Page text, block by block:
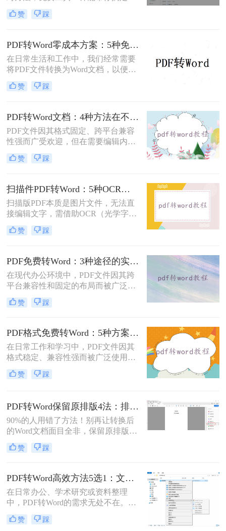
杂排版。“免费的工具转换效果肯定
很差吧？”这是我作为办公软件测评
处理pdf转word时，往往陷入“收费软
件太贵，免费工具怕坑”的两难境
地。那么电脑上怎么把pdf转成word免
费呢？
赞 踩
PDF转Word零成本方案：5种免费路径的适用边界和效果评估！
在日常生活和工作中，我们经常需要
将PDF文件转换为Word文档，以便进
行编辑、修改或进一步处理。然而，
市面上许多PDF转Word工具都需要付
钱呢？本文将介绍几种不花钱的常用
方法，帮助您轻松实现PDF到Word的
转换。
赞 踩
PDF转Word文档：4种方法在不同文件类型下的转换效果！
PDF文件因其格式固定、跨平台兼容
性强而广受欢迎，但在需要编辑内容
时，将其转换为可编辑的Word文档成
为刚需。那么pdf怎么转换成word文档
法，助您高效完成格式转换。
赞 踩
扫描件PDF转Word：5种OCR方案的识别精度和速度对比！
扫描版PDF本质是图片文件，无法直
接编辑文字，需借助OCR（光学字符
识别）技术提取文字并转换为可编辑
的Word格式。那么扫描pdf怎么转换
5种主流方案，助您高效完成转换。
赞 踩
PDF免费转Word：3种途径的实际费用、限制和效果对比！
在现代办公环境中，PDF文件因其跨
平台兼容性和固定的布局而被广泛使
用。然而，在需要对内容进行编辑
时，我们往往需要将其转换为Word文
呢？本文将介绍三种常用的免费方法
来实现这一目标。
赞 踩
PDF格式免费转Word：5种方案的速度、精度、文件限制对比！
在日常工作和学习中，PDF文件因其
格式稳定、兼容性强而被广泛使用。
然而，当需要对PDF内容进行编辑
时，很多人会遇到困难。此时，将
换成word"这一常见需求，本文将为
您详细介绍五种安全、高效且完全免
费的转换方法，帮助您轻松实现格式
转换。
赞 踩
PDF转Word保留原排版4法：排版优先模式、OCR选项和格式修复全流程！
90%的人用错了方法！别再让转换后
的Word文档面目全非，保留原排版的
秘密就在这里。“这表格怎么全乱
了？”、“字体全变了，我还得一个个
PDF转为Word文档时，最崩溃的瞬
间。一份精心排版的PDF报告，转换
后却变成需要“二次加工”的混乱文
档，不仅浪费时间，更可能引发关键
信息错漏的风险。那么pdf转word怎么
保留原排版呢？
赞 踩
PDF转Word高效方法5选1：文件大小和类型决定用哪个！
在日常办公、学术研究或资料整理
中，PDF转Word的需求无处不在。那
么pdf怎么转换成word呢？本文将系统
解析5种主流方法，涵盖不同场景，
赞 踩